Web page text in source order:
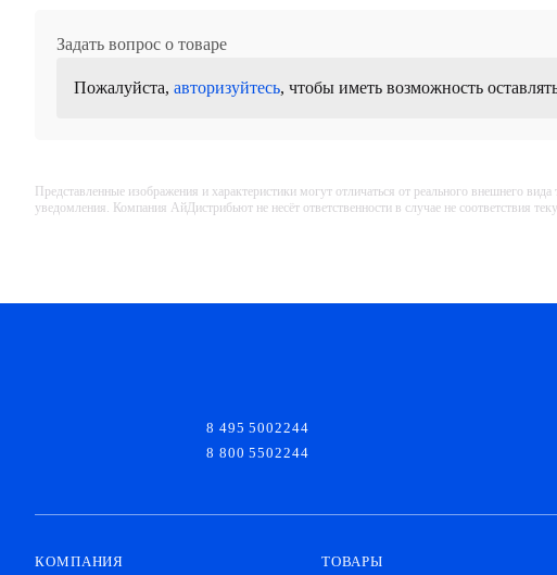
Задать вопрос о товаре
Пожалуйста, авторизуйтесь, чтобы иметь возможность
Представленные изображения и характеристики могут отличаться от реального внешнего
уведомления. Компания АйДистрибьют не несёт ответственности в случае не соответствия
8 495 5002244
8 800 5502244
КОМПАНИЯ ТОВАРЫ